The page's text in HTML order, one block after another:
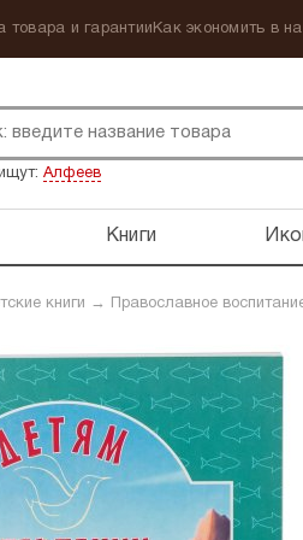
товара и гарантии Как экономить в
Алфеев
Книги
книги → Православное